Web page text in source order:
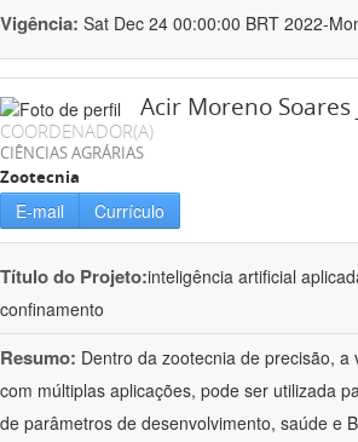
Vigência: Sat Dec 24 00:00:00 BRT 2022-
Acir Moreno Soares
COORDENADOR(A)
CIÊNCIAS AGRÁRIAS
Zootecnia
E-mail Currículo
Título do Projeto:inteligência artificial
confinamento
Resumo: Dentro da zootecnia de precisão,
com múltiplas aplicações, pode ser utilizada
de parâmetros de desenvolvimento, saúde e